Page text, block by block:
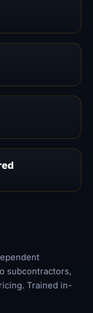
subcontractors,
Trained in-